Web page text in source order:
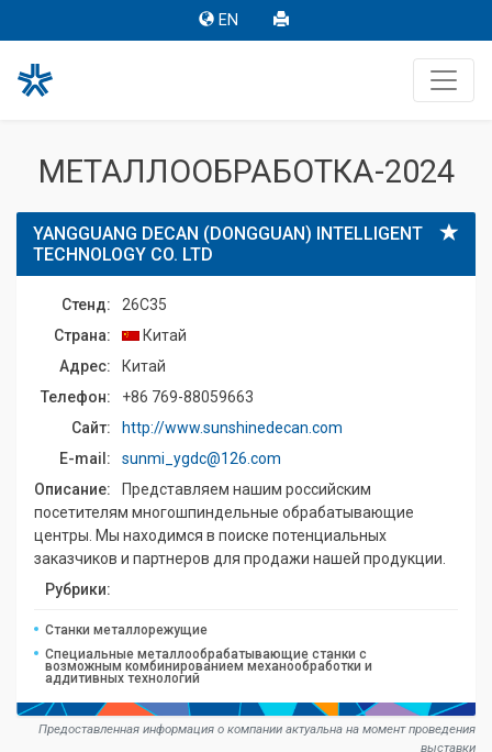
EN
МЕТАЛЛООБРАБОТКА-2024
YANGGUANG DECAN (DONGGUAN) INTELLIGENT
TECHNOLOGY CO. LTD
Стенд:
26C35
Страна:
Китай
Адрес:
Китай
Телефон:
+86 769-88059663
Сайт:
http://www.sunshinedecan.com
E-mail:
sunmi_ygdc@126.com
Описание:
Представляем нашим российским
посетителям многошпиндельные обрабатывающие
центры. Мы находимся в поиске потенциальных
заказчиков и партнеров для продажи нашей продукции.
Рубрики:
Станки металлорежущие
Специальные металлообрабатывающие станки с
возможным комбинированием механообработки и
аддитивных технологий
Предоставленная информация о компании актуальна на момент проведения
выставки